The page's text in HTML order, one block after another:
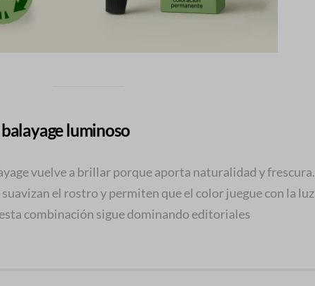
luminoso
vuelve a brillar porque aporta naturalidad y frescura.
el rostro y permiten que el color juegue con la luz
combinación sigue dominando editoriales